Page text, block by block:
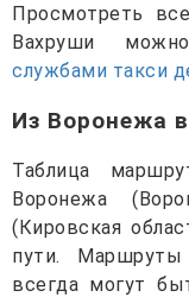
Просмотреть
Вахруши
службами такси
Из Воронежа
Таблица
Воронежа
(Кировская
пути.
всегда могут